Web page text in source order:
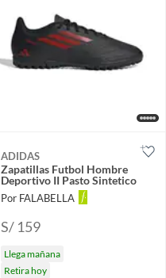
ADIDAS
Zapatillas Futbol Hombre
Deportivo II Pasto Sintetico
Por FALABELLA
S/ 159
Llega mañana
Retira hoy